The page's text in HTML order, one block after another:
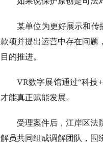
某单位为更好展示和传
款项并提出运营中存在问题
目的推进。
VR数字展馆通过“科技
才能真正赋能发展。
受理案件后，江岸区法
解员共同组成调解团队，围